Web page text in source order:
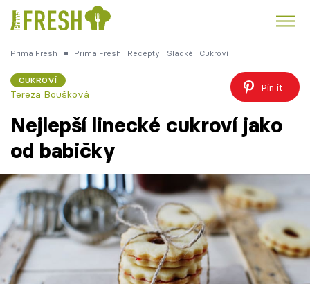
Česká kuchyně
Témata
Recepty
Články
Prima Fresh ■ Prima Fresh Recepty Sladké Cukroví
CUKROVÍ
Tereza Boušková
Pin it
Nejlepší linecké cukroví jako
od babičky